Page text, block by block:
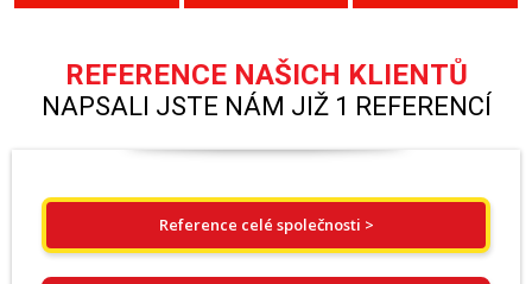
REFERENCE NAŠICH KLIENTŮ
NAPSALI JSTE NÁM JIŽ 1 REFERENCÍ
Reference celé společnosti >